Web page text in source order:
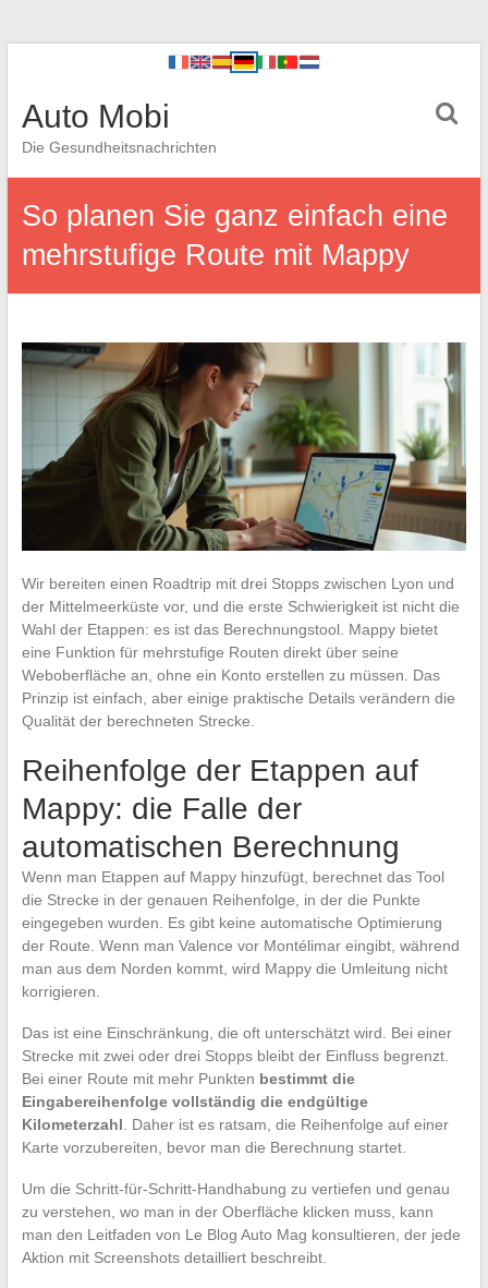
Auto Mobi
Die Gesundheitsnachrichten
So planen Sie ganz einfach eine
mehrstufige Route mit Mappy
Wir bereiten einen Roadtrip mit drei Stopps zwischen Lyon und
der Mittelmeerküste vor, und die erste Schwierigkeit ist nicht die
Wahl der Etappen: es ist das Berechnungstool. Mappy bietet
eine Funktion für mehrstufige Routen direkt über seine
Weboberfläche an, ohne ein Konto erstellen zu müssen. Das
Prinzip ist einfach, aber einige praktische Details verändern die
Qualität der berechneten Strecke.
Reihenfolge der Etappen auf
Mappy: die Falle der
automatischen Berechnung
Wenn man Etappen auf Mappy hinzufügt, berechnet das Tool
die Strecke in der genauen Reihenfolge, in der die Punkte
eingegeben wurden. Es gibt keine automatische Optimierung
der Route. Wenn man Valence vor Montélimar eingibt, während
man aus dem Norden kommt, wird Mappy die Umleitung nicht
korrigieren.
Das ist eine Einschränkung, die oft unterschätzt wird. Bei einer
Strecke mit zwei oder drei Stopps bleibt der Einfluss begrenzt.
Bei einer Route mit mehr Punkten bestimmt die
Eingabereihenfolge vollständig die endgültige
Kilometerzahl . Daher ist es ratsam, die Reihenfolge auf einer
Karte vorzubereiten, bevor man die Berechnung startet.
Um die Schritt-für-Schritt-Handhabung zu vertiefen und genau
zu verstehen, wo man in der Oberfläche klicken muss, kann
man den Leitfaden von Le Blog Auto Mag konsultieren, der jede
Aktion mit Screenshots detailliert beschreibt.